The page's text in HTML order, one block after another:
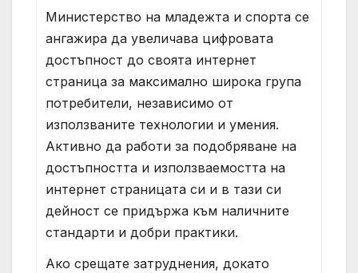
Министерство на младежта и спорта се
ангажира да увеличава цифровата
достъпност до своята интернет
страница за максимално широка група
потребители, независимо от
използваните технологии и умения.
Активно да работи за подобряване на
достъпността и използваемостта на
интернет страницата си и в тази си
дейност се придържа към наличните
стандарти и добри практики.
Ако срещате затруднения, докато